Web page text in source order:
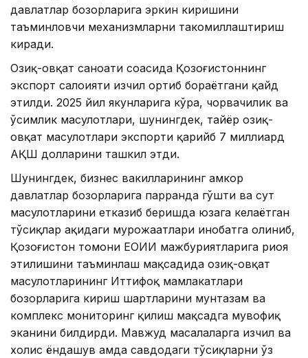
давлатлар бозорларига эркин киришини
таъминловчи механизмларни такомиллаштириш
киради.
Озиқ-овқат саноати соҳасида Қозоғистоннинг
экспорт салоҳияти изчил ортиб бораётгани қайд
этилди. 2025 йил якунларига кўра, чорвачилик ва
ўсимлик маҳсулотлари, шунингдек, тайёр озиқ-
овқат маҳсулотлари экспорти қарийб 7 миллиард
АҚШ долларини ташкил этди.
Шунингдек, бизнес вакилларининг ҳамкор
давлатлар бозорларига парранда гўшти ва сут
маҳсулотларини етказиб беришда юзага келаётган
тўсиқлар ҳақидаги мурожаатлари инобатга олиниб,
Қозоғистон томони ЕОИИ мажбуриятларига риоя
этилишини таъминлаш мақсадида озиқ-овқат
маҳсулотларининг Иттифоқ мамлакатлари
бозорларига кириш шартларини мунтазам ва
комплекс мониторинг қилиш мақсадга мувофиқ
эканини билдирди. Мавжуд масалаларга изчил ва
холис ёндашув ҳамда савдодаги тўсиқларни ўз